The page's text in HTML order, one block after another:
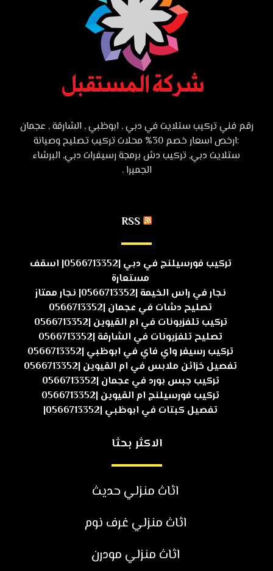
رقم فني تركيب ستلايت في دبي , ابوظبي , الشارقة , عجمان
:ارخص اسعار خصم 30% محلات تركيب تصليح وصيانة
ستلايت دبي, تركيب دش برمجة رسيفرات دبي, البرشاء
الجميرا .
RSS
تركيب فورسيلنج في دبي |0566713352| اسقف
مستعارة
نجار في راس الخيمة |0566713352| نجار ممتاز
تصليح دشات في عجمان |0566713352
تركيب تلفزيونات في ام القيوين |0566713352
تصليح تلفزيونات في الشارقة |0566713352
تركيب رسيفر واي فاي في ابوظبي |0566713352
تفصيل خزائن ملابس في ام القيوين |0566713352
تركيب جبس بورد في عجمان |0566713352
تركيب فورسيلنج ام القيوين |0566713352
تفصيل كبتات في ابوظبي |0566713352|
الاكثر بحثا
اثاث منزلي حديث
اثاث منزلي غرف نوم
اثاث منزلي مودرن